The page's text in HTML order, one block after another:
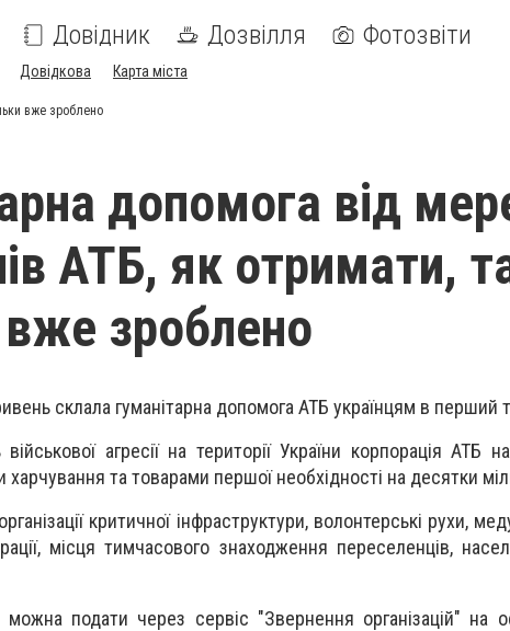
Довідник Дозвілля Фотозвіти
Довідкова Карта міста
вже зроблено
допомога від
АТБ, як отримати,
вже зроблено
склала гуманітарна допомога АТБ українцям в перший
агресії на території України корпорація АТБ
та товарами першої необхідності на десятки
критичної інфраструктури, волонтерські рухи,
місця тимчасового знаходження переселенців,
подати через сервіс "Звернення організацій" на